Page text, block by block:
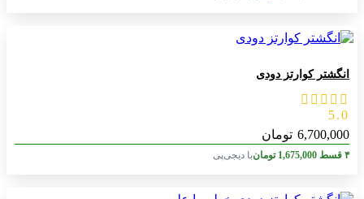
انگشتر کوارتز دودی
5.0
6,700,000 تومان
۴ قسط 1,675,000 تومانبا دیجی‌پی